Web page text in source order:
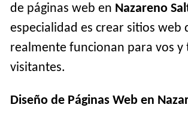
de páginas web en Nazareno
especialidad es crear sitios web
realmente funcionan para vos y
visitantes.
Diseño de Páginas Web en